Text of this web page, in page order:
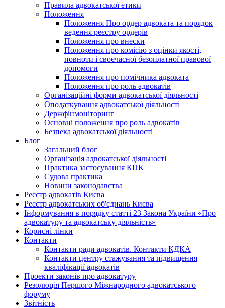
Правила адвокатської етики
Положення
Положення Про ордер адвоката та порядок
ведення реєстру ордерів
Положення про внески
Положення про комісію з оцінки якості,
повноти і своєчасної безоплатної правової
допомоги
Положення про помічника адвоката
Положення про роль адвокатів
Організаційні форми адвокатської діяльності
Оподаткування адвокатської діяльності
Держфінмоніторинг
Основні положення про роль адвокатів
Безпека адвокатської діяльності
Блог
Загальний блог
Організація адвокатської діяльності
Практика застосування КПК
Судова практика
Новини законодавства
Реєстр адвокатів Києва
Реєстр адвокатських об'єднань Києва
Інформування в порядку статті 23 Закона України «Про
адвокатуру та адвокатську діяльність»
Корисні лінки
Контакти
Контакти ради адвокатів. Контакти КДКА
Контакти центру стажування та підвищення
кваліфікації адвокатів
Проекти законів про адвокатуру
Резолюція Першого Міжнародного адвокатського
форуму
Звітність